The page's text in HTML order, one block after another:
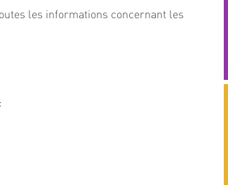
les informations concernant les